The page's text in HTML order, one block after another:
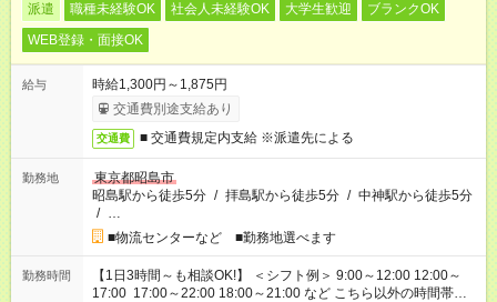
派遣 職種未経験OK 社会人未経験OK 大学生歓迎
ブランクOK
WEB登録・面接OK
給与
時給1,300円～1,875円
交通費別途支給あり
交通費 ■ 交通費規定内支給 ※派遣先による
勤務地
東京都昭島市
昭島駅から徒歩5分 / 拝島駅から徒歩5分 / 中神駅から徒歩5分
/ …
■物流センターなど ■勤務地選べます
勤務時間
【1日3時間～も相談OK!】 ＜シフト例＞ 9:00～12:00 12:00～
17:00 17:00～22:00 18:00～21:00 など こちら以外の時間帯も